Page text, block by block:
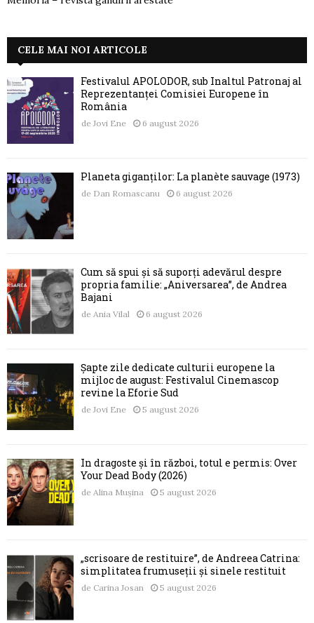
CELE MAI NOI ARTICOLE
Festivalul APOLODOR, sub Înaltul Patronaj al
Reprezentanței Comisiei Europene în
România
de Jovi Ene 6 august 2026
Planeta giganților: La planète sauvage (1973)
de Dan Romascanu 6 august 2026
Cum să spui și să suporți adevărul despre
propria familie: „Aniversarea”, de Andrea
Bajani
de Ania Vilal 6 august 2026
Șapte zile dedicate culturii europene la
mijloc de august: Festivalul Cinemascop
revine la Eforie Sud
de Jovi Ene 5 august 2026
În dragoste și în război, totul e permis: Over
Your Dead Body (2026)
de Alina Mușina 5 august 2026
„scrisoare de restituire”, de Andreea Catrina:
simplitatea frumuseții și sinele restituit
de Carina Josan 5 august 2026